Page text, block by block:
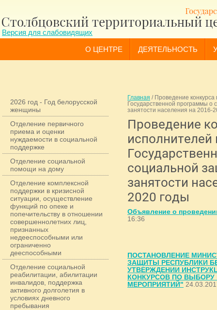
О ЦЕНТРЕ ДЕЯТЕЛЬНОСТЬ
Версия для слабовидящих
2026 год - Год белорусской
женщины
Отделение первичного
приема и оценки
нуждаемости в социальной
поддержке
Отделение социальной
помощи на дому
Отделение комплексной
поддержки в кризисной
ситуации, осуществление
функций по опеке и
попечительству в отношении
совершеннолетних лиц,
признанных
недееспособными или
ограниченно
дееспособными
Отделение социальной
реабилитации, абилитации
инвалидов, поддержка
активного долголетия в
условиях дневного
пребывания
Главная / Проведение
Государственной программы о
занятости населения на 2016-
Проведение
социальной
занятости
2020 годы
Объявление о
16:36
ПОСТАНОВЛЕНИЕ
ЗАЩИТЫ РЕСПУБЛИКИ
УТВЕРЖДЕНИИ
КОНКУРСОВ ПО ВЫБОРУ
МЕРОПРИЯТИЙ"